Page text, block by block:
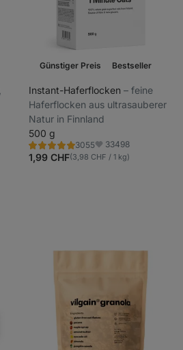
Günstiger Preis Bestseller
Instant-Haferflocken⁠–⁠ feine
Haferflocken aus ultrasauberer
Natur in Finnland
500 g
3055
Bewertung
4.9/5,
3055
Favoriten
33498
1,99 CHF(3,98 CHF / 1 kg)